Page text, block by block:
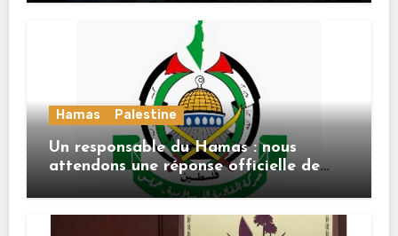
Hamas Palestine
Un responsable du Hamas : nous
attendons une réponse officielle de
Mladenov concernant la feuille de
route de la deuxième phase de l’accord